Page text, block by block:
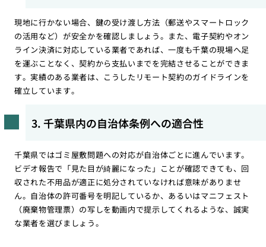
現地に行かない場合、鍵の受け渡し方法（郵送やスマートロック
の活用など）が安全かを確認しましょう。また、電子契約やオン
ライン決済に対応している業者であれば、一度も千葉の現場へ足
を運ぶことなく、契約から支払いまでを完結させることができま
す。実績のある業者は、こうしたリモート契約のガイドラインを
確立しています。
3. 千葉県内の自治体条例への適合性
千葉県ではゴミ屋敷問題への対応が自治体ごとに進んでいます。
ビデオ報告で「見た目が綺麗になった」ことが確認できても、回
収された不用品が適正に処分されていなければ意味がありませ
ん。自治体の許可番号を明記しているか、あるいはマニフェスト
（廃棄物管理票）の写しを動画内で提示してくれるような、誠実
な業者を選びましょう。